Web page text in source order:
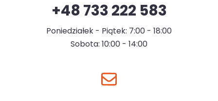
+48 733 222 583
Poniedziałek - Piątek: 7:00 - 18:00
Sobota: 10:00 - 14:00